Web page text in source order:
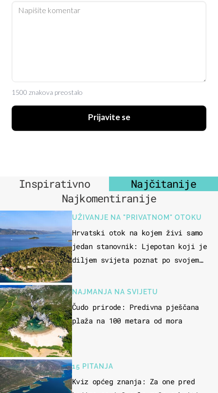
1500 znakova preostalo
Prijavite se
Inspirativno
Najčitanije
Najkomentiranije
UŽIVANJE NA "PRIVATNOM" OTOKU
Hrvatski otok na kojem živi samo
jedan stanovnik: Ljepotan koji je
diljem svijeta poznat po svojem
NAJMANJA NA SVIJETU
Čudo prirode: Predivna pješčana
plaža na 100 metara od mora
15 PITANJA
Kviz općeg znanja: Za one pred